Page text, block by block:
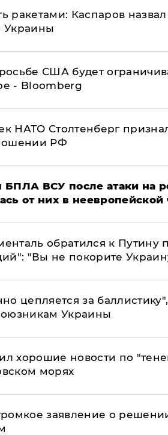
ракетами: Каспаров
Украины
США будет
- Bloomberg
НАТО Столтенберг
РФ
БПЛА ВСУ после атаки на
от них в неевропейской
обратился к Путину
"Вы не покорите
цепляется за
Украины
хорошие новости по
морях
заявление о